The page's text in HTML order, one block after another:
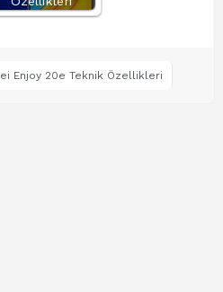
Enjoy 20e Teknik Özellikleri